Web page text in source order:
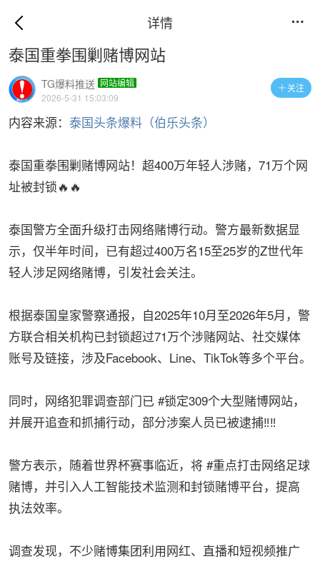
详情 
泰国重拳围剿赌博网站
关注
TG爆料推送 网站编辑
2026-5-31 15:03:09
内容来源： 泰国头条爆料（伯乐头条）
泰国重拳围剿赌博网站！超400万年轻人涉赌，71万个网
址被封锁🔥🔥
泰国警方全面升级打击网络赌博行动。警方最新数据显
示，仅半年时间，已有超过400万名15至25岁的Z世代年
轻人涉足网络赌博，引发社会关注。
根据泰国皇家警察通报，自2025年10月至2026年5月，警
方联合相关机构已封锁超过71万个涉赌网站、社交媒体
账号及链接，涉及Facebook、Line、TikTok等多个平台。
同时，网络犯罪调查部门已 #锁定309个大型赌博网站，
并展开追查和抓捕行动，部分涉案人员已被逮捕‼️‼️
警方表示，随着世界杯赛事临近，将 #重点打击网络足球
赌博，并引入人工智能技术监测和封锁赌博平台，提高
执法效率。
调查发现，不少赌博集团利用网红、直播和短视频推广